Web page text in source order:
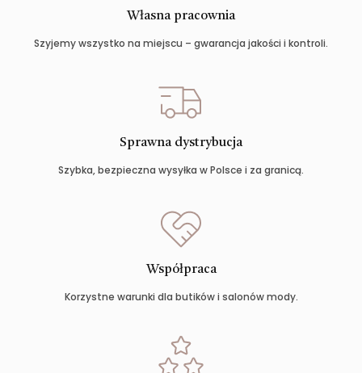
Własna pracownia
Szyjemy wszystko na miejscu – gwarancja jakości i kontroli.
Sprawna dystrybucja
Szybka, bezpieczna wysyłka w Polsce i za granicą.
Współpraca
Korzystne warunki dla butików i salonów mody.